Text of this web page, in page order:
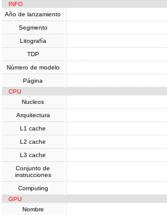
INFO
Año de lanzamiento
Segmento
Litografía
TDP
Número de modelo
Página
CPU
Nucleos
Arquitectura
L1 cache
L2 cache
L3 cache
Conjunto de
instrucciones
Computing
GPU
Nombre